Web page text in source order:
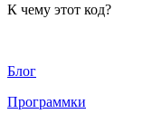
К чему этот код?
Блог
Программки